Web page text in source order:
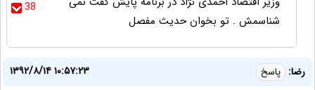
38
شناسمش . تو بخوان حدیث مفصل
رضا: پاسخ
۱۳۹۲/۸/۱۴ ۱۰:۵۷:۲۳